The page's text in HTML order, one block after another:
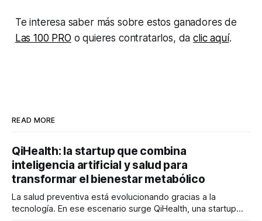
Te interesa saber más sobre estos ganadores de
Las 100 PRO o quieres contratarlos, daclic aquí.
READ MORE
QiHealth: la startup que combina
inteligencia artificial y salud para
transformar el bienestar metabólico
La salud preventiva está evolucionando gracias a la
tecnología. En ese escenario surge QiHealth, una startup